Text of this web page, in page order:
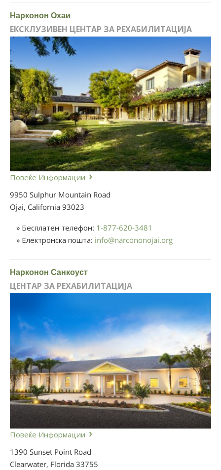
Нарконон Охаи
ЕКСКЛУЗИВЕН ЦЕНТАР ЗА РЕХАБИЛИТАЦИЈА
Повеќе Информации
9950 Sulphur Mountain Road
Ojai, California 93023
» Бесплатен телефон: 1-877-620-3481
» Електронска пошта: info@narcononojai.org
Нарконон Санкоуст
ЦЕНТАР ЗА РЕХАБИЛИТАЦИЈА
Повеќе Информации
1390 Sunset Point Road
Clearwater, Florida 33755